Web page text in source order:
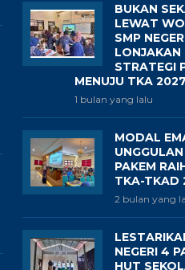
BUKAN
LEWAT
SMP
STRATEGI
MENUJU TKA 2027
1 bulan yang lalu
MODAL
PAKEM
TKA-TKAD
2 bulan yang
NEGERI 4
HUT